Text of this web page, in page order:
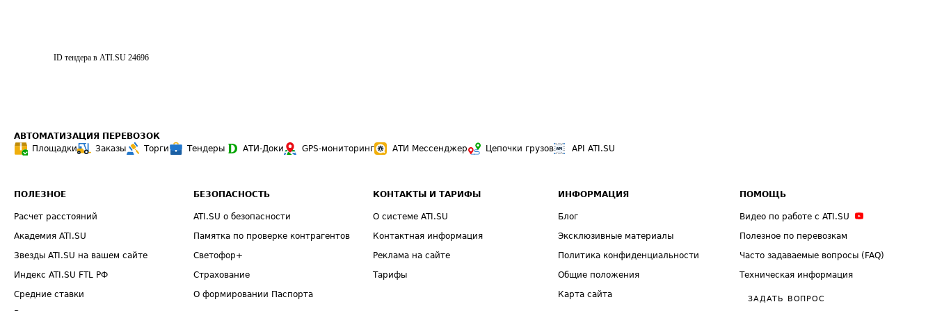
ID тендера в ATI.SU 24696
АВТОМАТИЗАЦИЯ ПЕРЕВОЗОК
Площадки
Заказы Торги Тендеры АТИ-Доки GPS-мониторинг АТИ Мессенджер Цепочки грузов API ATI.SU
ПОЛЕЗНОЕ
Расчет расстояний
Академия ATI.SU
Звезды ATI.SU на вашем сайте
Индекс ATI.SU FTL РФ
Средние ставки
БЕЗОПАСНОСТЬ
ATI.SU о безопасности
Памятка по проверке контрагентов
Светофор+
Страхование
О формировании Паспорта
КОНТАКТЫ И ТАРИФЫ
О системе ATI.SU
Контактная информация
Реклама на сайте
Тарифы
ИНФОРМАЦИЯ
Блог
Эксклюзивные материалы
Политика конфиденциальности
Общие положения
Карта сайта
ПОМОЩЬ
Видео по работе с ATI.SU
Полезное по перевозкам
Часто задаваемые вопросы (FAQ)
Техническая информация
ЗАДАТЬ ВОПРОС